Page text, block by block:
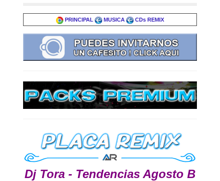
PRINCIPAL MUSICA CDs REMIX
Dj Tora - Tendencias Agosto B